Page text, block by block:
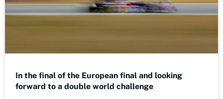
In the final of the European final and looking
forward to a double world challenge